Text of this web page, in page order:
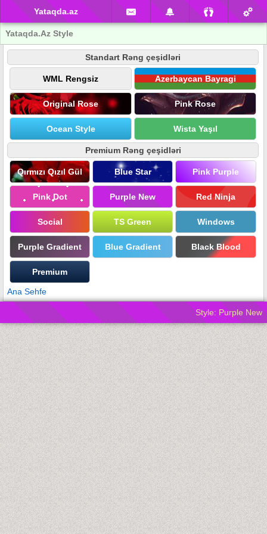
Yataqda.az
Yataqda.Az Style
Standart Rəng çeşidləri
WML Rengsiz Azerbaycan Bayragi
Original Rose Pink Rose
Ocean Style Wista Yaşıl
Premium Rəng çeşidləri
Qırmızı Qızıl Gül Blue Star Pink Purple
Pink Dot Purple New Red Ninja
Social TS Green Windows
Purple Gradient Blue Gradient Black Blood
Premium
Ana Sehfe
Style: Purple New